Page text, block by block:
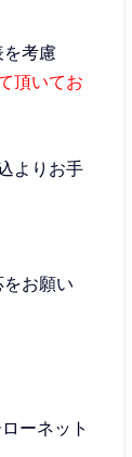
考慮
頂いてお
よりお手
お願い
ーネット